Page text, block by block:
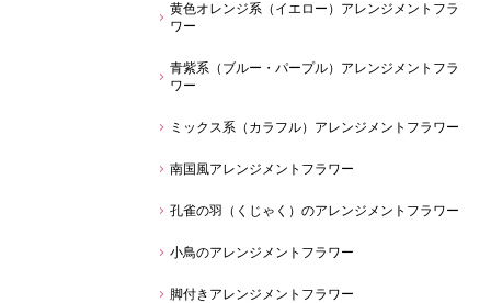
黄色オレンジ系（イエロー）アレンジメントフラ
ワー
青紫系（ブルー・パープル）アレンジメントフラ
ワー
ミックス系（カラフル）アレンジメントフラワー
南国風アレンジメントフラワー
孔雀の羽（くじゃく）のアレンジメントフラワー
小鳥のアレンジメントフラワー
脚付きアレンジメントフラワー